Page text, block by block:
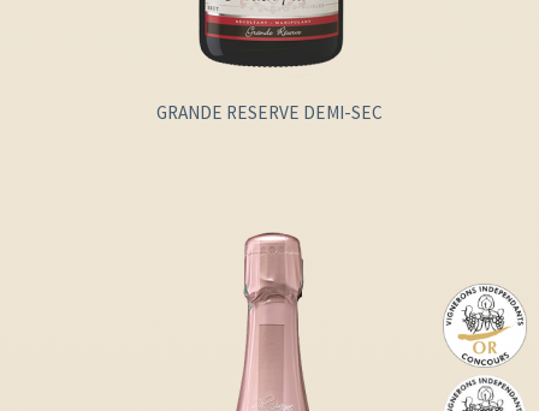
GRANDE RESERVE DEMI-SEC